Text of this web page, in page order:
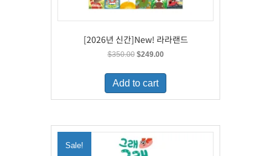
[2026년 신간]New! 라라랜드
$350.00 Original
was:
$350.00.
$249.00Current
is:
Add to cart
Sale!